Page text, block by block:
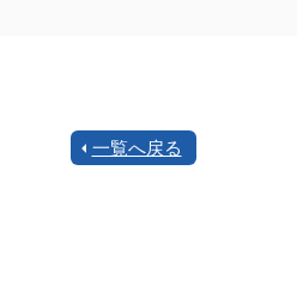
一覧へ戻る